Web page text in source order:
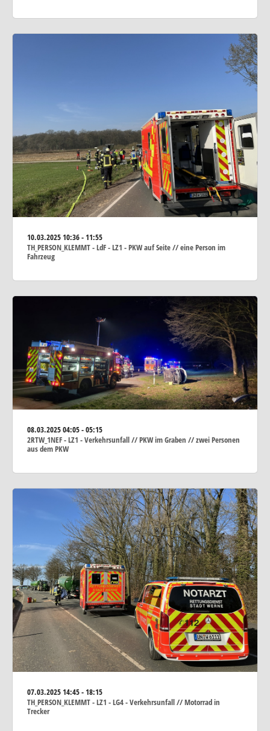
10.03.202510:36 - 11:55
TH_PERSON_KLEMMT - LdF - LZ1 - PKW auf Seite // eine Person im
Fahrzeug
08.03.202504:05 - 05:15
2RTW_1NEF - LZ1 - Verkehrsunfall // PKW im Graben // zwei Personen
aus dem PKW
07.03.202514:45 - 18:15
TH_PERSON_KLEMMT - LZ1 - LG4 - Verkehrsunfall // Motorrad in
Trecker